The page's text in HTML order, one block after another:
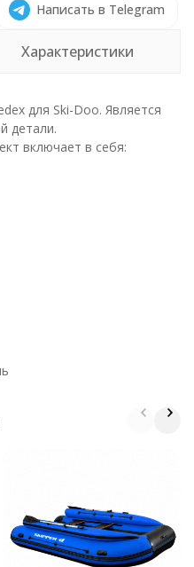
Написать в Telegram
Характеристики
для Ski-Doo. Является
детали.
включает в себя: